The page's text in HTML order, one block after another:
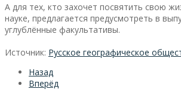
А для тех, кто захочет посвятить свою
науке, предлагается предусмотреть в
углублённые факультативы.
Источник: Русское географическое
Назад
Вперёд